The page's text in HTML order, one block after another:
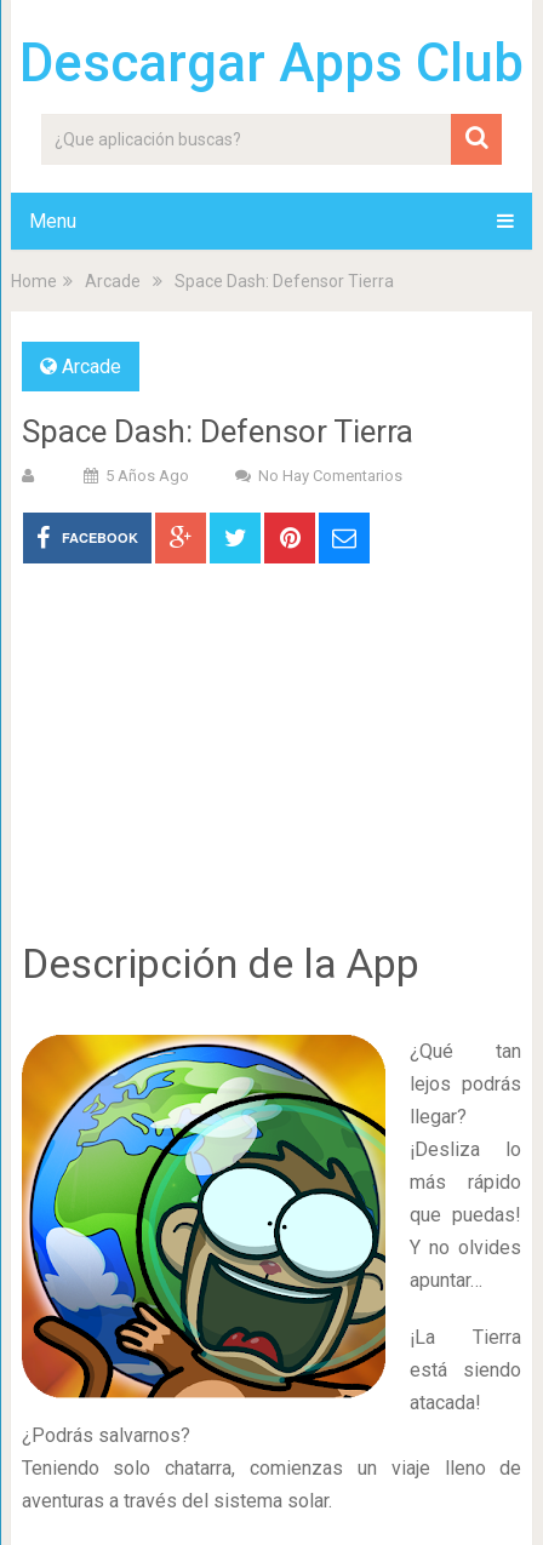
Descargar Apps Club
Menu
Home Arcade Space Dash: Defensor Tierra
Arcade
Space Dash: Defensor Tierra
5 Años Ago No Hay Comentarios
FACEBOOK
Descripción de la App
¿Qué tan
lejos podrás
llegar?
¡Desliza lo
más rápido
que puedas!
Y no olvides
apuntar…
¡La Tierra
está siendo
atacada!
¿Podrás salvarnos?
Teniendo solo chatarra, comienzas un viaje lleno de
aventuras a través del sistema solar.